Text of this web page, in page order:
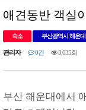
애견동반 객실
숙소 부산광역시 해운
관리자 0건 3,035회
부산 해운대에서